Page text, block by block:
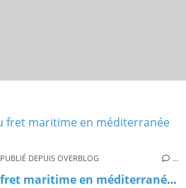
PUBLIÉ DEPUIS OVERBLOG …
Le développement du fret maritime en méditerranée en 2024